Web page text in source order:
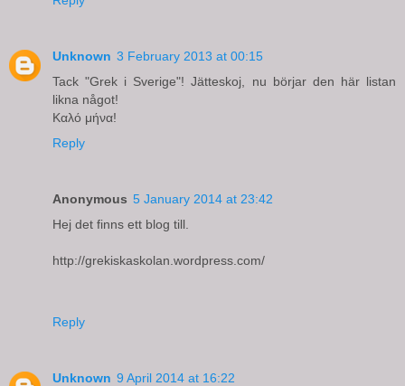
Unknown 3 February 2013 at 00:15
Tack "Grek i Sverige"! Jätteskoj, nu börjar den här listan
likna något!
Καλό μήνα!
Reply
Anonymous 5 January 2014 at 23:42
Hej det finns ett blog till.
http://grekiskaskolan.wordpress.com/
Reply
Unknown 9 April 2014 at 16:22